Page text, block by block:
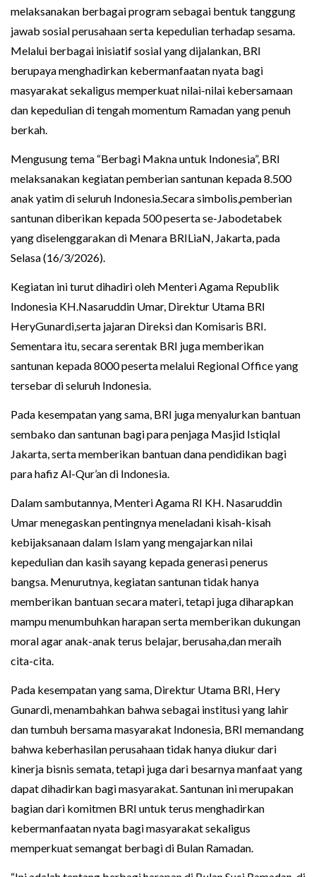
melaksanakan berbagai program sebagai bentuk tanggung
jawab sosial perusahaan serta kepedulian terhadap sesama.
Melalui berbagai inisiatif sosial yang dijalankan, BRI
berupaya menghadirkan kebermanfaatan nyata bagi
masyarakat sekaligus memperkuat nilai-nilai kebersamaan
dan kepedulian di tengah momentum Ramadan yang penuh
berkah.
Mengusung tema “Berbagi Makna untuk Indonesia”, BRI
melaksanakan kegiatan pemberian santunan kepada 8.500
anak yatim di seluruh Indonesia.Secara simbolis,pemberian
santunan diberikan kepada 500 peserta se-Jabodetabek
yang diselenggarakan di Menara BRILiaN, Jakarta, pada
Selasa (16/3/2026).
Kegiatan ini turut dihadiri oleh Menteri Agama Republik
Indonesia KH.Nasaruddin Umar, Direktur Utama BRI
HeryGunardi,serta jajaran Direksi dan Komisaris BRI.
Sementara itu, secara serentak BRI juga memberikan
santunan kepada 8000 peserta melalui Regional Office yang
tersebar di seluruh Indonesia.
Pada kesempatan yang sama, BRI juga menyalurkan bantuan
sembako dan santunan bagi para penjaga Masjid Istiqlal
Jakarta, serta memberikan bantuan dana pendidikan bagi
para hafiz Al-Qur’an di Indonesia.
Dalam sambutannya, Menteri Agama RI KH. Nasaruddin
Umar menegaskan pentingnya meneladani kisah-kisah
kebijaksanaan dalam Islam yang mengajarkan nilai
kepedulian dan kasih sayang kepada generasi penerus
bangsa. Menurutnya, kegiatan santunan tidak hanya
memberikan bantuan secara materi, tetapi juga diharapkan
mampu menumbuhkan harapan serta memberikan dukungan
moral agar anak-anak terus belajar, berusaha,dan meraih
cita-cita.
Pada kesempatan yang sama, Direktur Utama BRI, Hery
Gunardi, menambahkan bahwa sebagai institusi yang lahir
dan tumbuh bersama masyarakat Indonesia, BRI memandang
bahwa keberhasilan perusahaan tidak hanya diukur dari
kinerja bisnis semata, tetapi juga dari besarnya manfaat yang
dapat dihadirkan bagi masyarakat. Santunan ini merupakan
bagian dari komitmen BRI untuk terus menghadirkan
kebermanfaatan nyata bagi masyarakat sekaligus
memperkuat semangat berbagi di Bulan Ramadan.